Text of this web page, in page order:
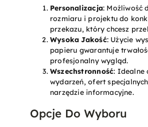
Personalizacja: Możliwość
rozmiaru i projektu do
przekazu, który chcesz
Wysoka Jakość: Użycie
papieru gwarantuje
profesjonalny wygląd.
Wszechstronność: Idealne
wydarzeń, ofert
narzędzie informacyjne.
Opcje Do Wyboru